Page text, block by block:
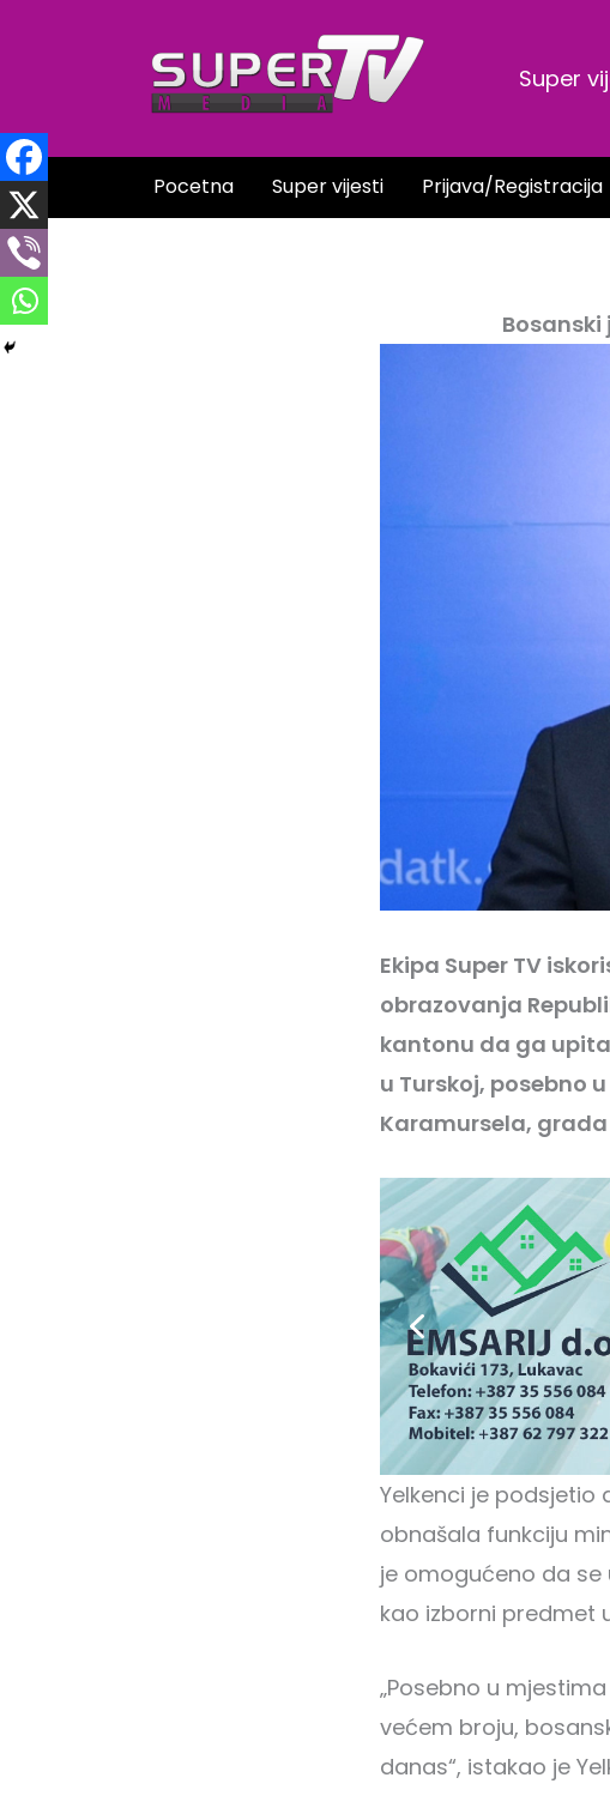
Super
Pocetna Super vijesti Prijava/Registracija
Ekipa Super TV
obrazovanja
kantonu da ga
u Turskoj, posebno
Karamursela,
Yelkenci je podsjetio
obnašala funkciju
je omogućeno da se
kao izborni predmet
„Posebno u
većem broju,
danas“, istakao je